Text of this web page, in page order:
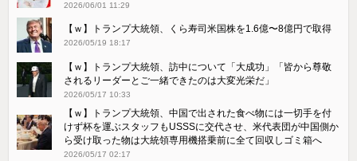
2026/06/01 11:29
【ｗ】トランプ大統領、くら寿司米国株を1.6億〜8億円で取得
2026/05/19 18:17
【ｗ】トランプ大統領、訪中について「大成功」「皆から尊敬
されるリーダーとご一緒できたのは大変光栄だ」
2026/05/17 10:33
【ｗ】トランプ大統領、中国で出された食べ物には一切手を付
けず杯を運ぶスタッフもUSSSに交代させ、米代表団が中国側か
ら受け取った物は大統領専用機搭乗前に全て回収しゴミ箱へ
2026/05/17 02:17